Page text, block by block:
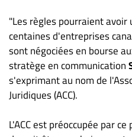
Infolettre
S’abonner
FAQ
Politique de
confidentialité
"Les règles pourraient avoir
centaines d'entreprises
sont négociées en bourse
stratège en communication
s'exprimant au nom de
Juridiques (ACC).
L'ACC est préoccupée par